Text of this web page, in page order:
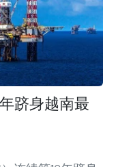
跻身越南最